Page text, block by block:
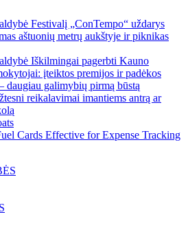
Festivalį „ConTempo“ uždarys
aštuonių metrų aukštyje ir piknikas
Iškilmingai pagerbti Kauno
įteiktos premijos ir padėkos
daugiau galimybių pirmą būstą
reikalavimai imantiems antrą ar
Cards Effective for Expense Tracking